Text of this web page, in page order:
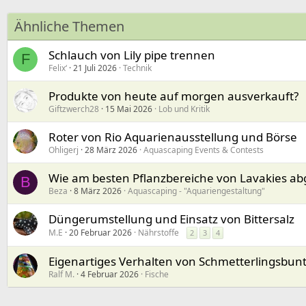
Ähnliche Themen
F Schlauch von Lily pipe trennen
Felix‘ 21 Juli 2026 Technik
Produkte von heute auf morgen ausverkauft?
Giftzwerch28 15 Mai 2026 Lob und Kritik
Roter von Rio Aquarienausstellung und Börse
Ohligerj 28 März 2026 Aquascaping Events & Contests
B Wie am besten Pflanzbereiche von Lavakies
Beza 8 März 2026 Aquascaping - "Aquariengestaltung"
Düngerumstellung und Einsatz von Bittersalz
M.E 20 Februar 2026 Nährstoffe 2 3 4
Eigenartiges Verhalten von
Ralf M. 4 Februar 2026 Fische